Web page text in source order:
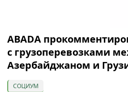
ABADA
с грузоперевозками
Азербайджаном и
СОЦИУМ